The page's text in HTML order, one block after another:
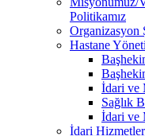
Politikamız
Organizasyon
Hastane
İdari ve
Sağlık
İdari ve
İdari Hizmetler